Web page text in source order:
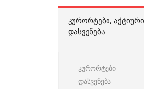
ᲙᲣᲠᲝᲠᲢᲔᲑᲘ, ᲐᲥᲢᲘᲣᲠᲘ
ᲓᲐᲡᲕᲔᲜᲔᲑᲐ
კურორტები
დასვენება